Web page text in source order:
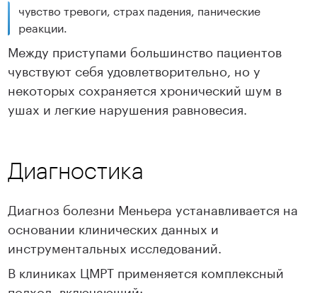
чувство тревоги, страх падения, панические
реакции.
Между приступами большинство пациентов
чувствуют себя удовлетворительно, но у
некоторых сохраняется хронический шум в
ушах и легкие нарушения равновесия.
Диагностика
Диагноз болезни Меньера устанавливается на
основании клинических данных и
инструментальных исследований.
В клиниках ЦМРТ применяется комплексный